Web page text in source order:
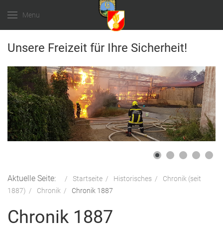
Menu
Unsere Freizeit für Ihre Sicherheit!
Aktuelle Seite: Startseite Historisches
Chronik (seit
1887)
Chronik Chronik 1887
Chronik 1887